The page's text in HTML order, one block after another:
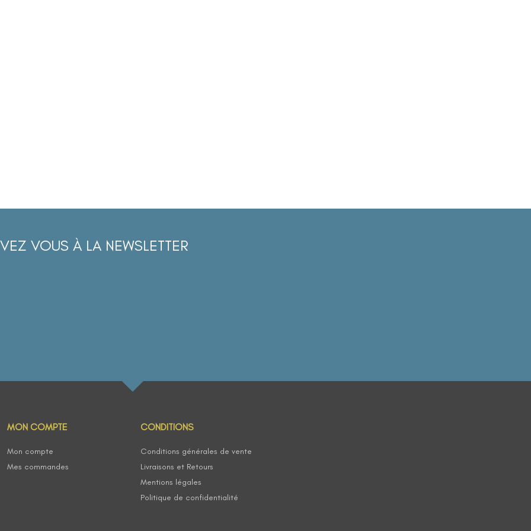
VOUS À LA NEWSLETTER
MON COMPTE
Mon compte
Mes commandes
CONDITIONS
Conditions générales de vente
Livraisons et Retours
Mentions légales
Politique de confidentialité